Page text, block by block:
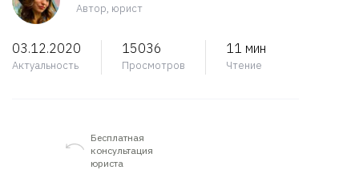
Автор, юрист
03.12.2020
Актуальность
15036
Просмотров
11 мин
Чтение
Бесплатная
консультация
юриста